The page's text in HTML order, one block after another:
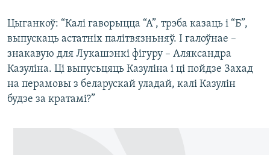
Цыганкоў: “Калі гаворыцца “А”, трэба казаць і “Б”,
выпускаць астатніх палітвязньняў. І галоўнае –
знакавую для Лукашэнкі фігуру – Аляксандра
Казуліна. Ці выпусьцяць Казуліна і ці пойдзе Захад
на перамовы з беларускай уладай, калі Казулін
будзе за кратамі?”